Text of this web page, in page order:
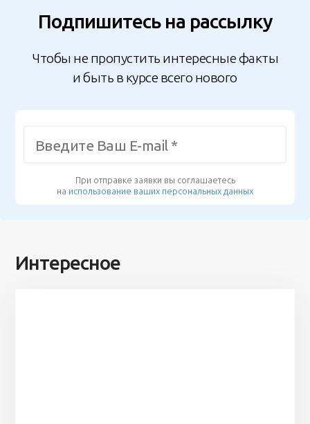
Подпишитесь на рассылку
Чтобы не пропустить интересные факты
и быть в курсе всего нового
При отправке заявки вы соглашаетесь
на использование ваших персональных данных
Интересное